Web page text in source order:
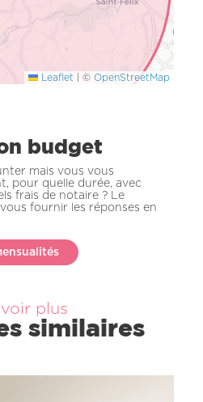
Leaflet © OpenStreetMap
budget
mais vous vous
pour quelle durée, avec
frais de notaire ? Le
fournir les réponses en
voir plus
similaires